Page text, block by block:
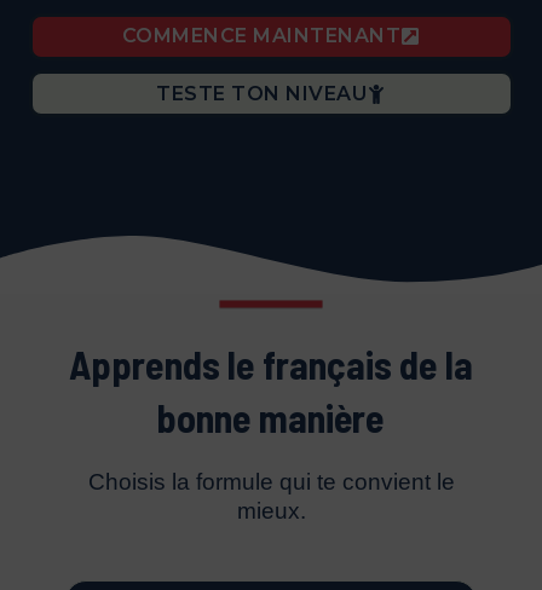
COMMENCE MAINTENANT
TESTE TON NIVEAU
Apprends le français de la
bonne manière
Choisis la formule qui te convient le
mieux.